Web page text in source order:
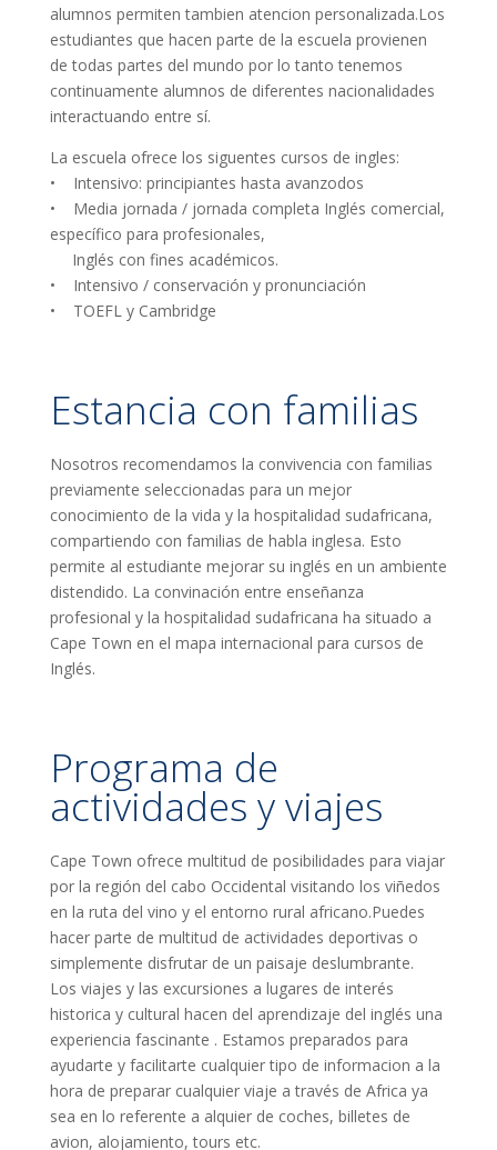
alumnos permiten tambien atencion personalizada.Los
estudiantes que hacen parte de la escuela provienen
de todas partes del mundo por lo tanto tenemos
continuamente alumnos de diferentes nacionalidades
interactuando entre sí.
La escuela ofrece los siguentes cursos de ingles:
• Intensivo: principiantes hasta avanzodos
• Media jornada / jornada completa Inglés comercial,
específico para profesionales,
Inglés con fines académicos.
• Intensivo / conservación y pronunciación
• TOEFL y Cambridge
Estancia con familias
Nosotros recomendamos la convivencia con familias
previamente seleccionadas para un mejor
conocimiento de la vida y la hospitalidad sudafricana,
compartiendo con familias de habla inglesa. Esto
permite al estudiante mejorar su inglés en un ambiente
distendido. La convinación entre enseñanza
profesional y la hospitalidad sudafricana ha situado a
Cape Town en el mapa internacional para cursos de
Inglés.
Programa de
actividades y viajes
Cape Town ofrece multitud de posibilidades para viajar
por la región del cabo Occidental visitando los viñedos
en la ruta del vino y el entorno rural africano.Puedes
hacer parte de multitud de actividades deportivas o
simplemente disfrutar de un paisaje deslumbrante.
Los viajes y las excursiones a lugares de interés
historica y cultural hacen del aprendizaje del inglés una
experiencia fascinante . Estamos preparados para
ayudarte y facilitarte cualquier tipo de informacion a la
hora de preparar cualquier viaje a través de Africa ya
sea en lo referente a alquier de coches, billetes de
avion, alojamiento, tours etc.